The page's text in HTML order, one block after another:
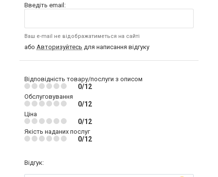
Введіть email:
Ваш e-mail не відображатиметься на сайті
або Авторизуйтесь для написання відгуку
Відповідність товару/послуги з описом
0/12
Обслуговування
0/12
Ціна
0/12
Якість наданих послуг
0/12
Відгук: